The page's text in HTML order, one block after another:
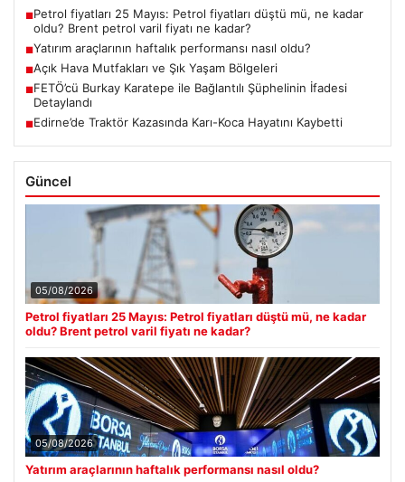
■Petrol fiyatları 25 Mayıs: Petrol fiyatları düştü mü, ne kadar
oldu? Brent petrol varil fiyatı ne kadar?
■Yatırım araçlarının haftalık performansı nasıl oldu?
■Açık Hava Mutfakları ve Şık Yaşam Bölgeleri
■FETÖ’cü Burkay Karatepe ile Bağlantılı Şüphelinin İfadesi
Detaylandı
■Edirne’de Traktör Kazasında Karı-Koca Hayatını Kaybetti
Güncel
05/08/2026
Petrol fiyatları 25 Mayıs: Petrol fiyatları düştü mü, ne kadar
oldu? Brent petrol varil fiyatı ne kadar?
05/08/2026
Yatırım araçlarının haftalık performansı nasıl oldu?